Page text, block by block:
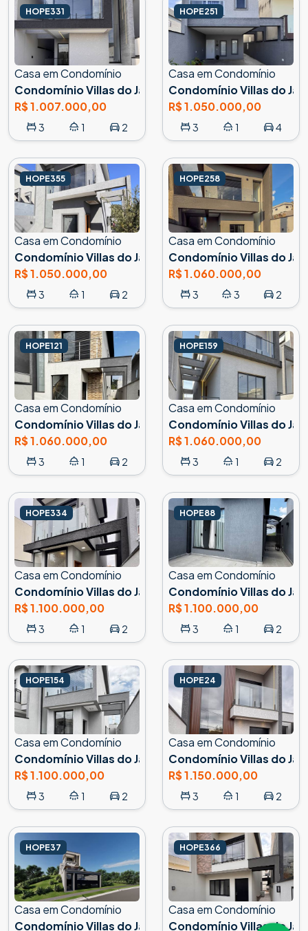
HOPE331
Casa em Condomínio
Condomínio Villas do Jaguari, Santana de Parnaíba
R$ 1.007.000,00
3 1 2
HOPE251
Casa em Condomínio
Condomínio Villas do
R$ 1.050.000,00
3 1 4
HOPE355
Casa em Condomínio
Condomínio Villas do Jaguari, Santana de Parnaíba
R$ 1.050.000,00
3 1 2
HOPE258
Casa em Condomínio
Condomínio Villas do
R$ 1.060.000,00
3 3 2
HOPE121
Casa em Condomínio
Condomínio Villas do Jaguari, Santana de Parnaíba
R$ 1.060.000,00
3 1 2
HOPE159
Casa em Condomínio
Condomínio Villas do
R$ 1.060.000,00
3 1 2
HOPE334
Casa em Condomínio
Condomínio Villas do Jaguari, Santana de Parnaíba
R$ 1.100.000,00
3 1 2
HOPE88
Casa em Condomínio
Condomínio Villas do
R$ 1.100.000,00
3 1 2
HOPE154
Casa em Condomínio
Condomínio Villas do Jaguari, Santana de Parnaíba
R$ 1.100.000,00
3 1 2
HOPE24
Casa em Condomínio
Condomínio Villas do
R$ 1.150.000,00
3 1 2
HOPE37
Casa em Condomínio
Condomínio Villas do Jaguari, Santana de Parnaíba
HOPE366
Casa em Condomínio
Condomínio Villas do